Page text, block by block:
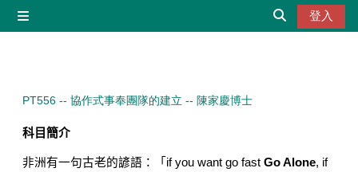
登入
PT556 -- 協作式事奉團隊的建立 -- 陳家慶博士
科目簡介
非洲有一句古老的諺語：「 if you want go fast Go Alone, if